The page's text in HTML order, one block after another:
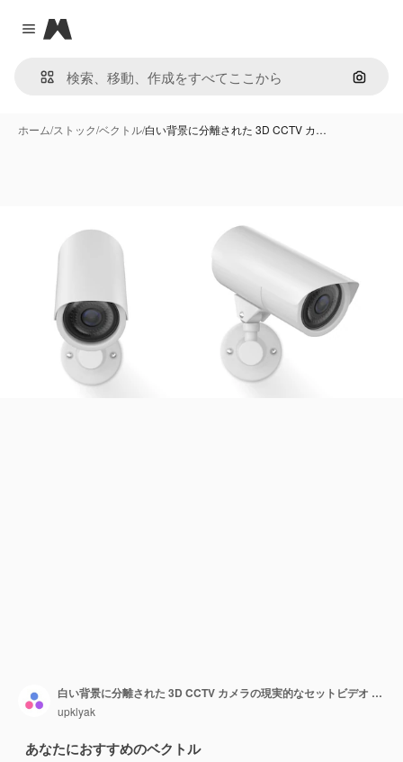
Close menu
Magnific
画像で
ホーム/ストック/ベクトル/白い背景に分離された 3D CCTV カ…
白い背景に分離された 3D CCTV カメラの現実的なセットビデオ カムのベクトル イラストホーム オフィス エンタープライズ ビジネス セキュリティ保護犯罪防止スパイ ツールのための現代の機器
upklyak
あなたにおすすめのベクトル